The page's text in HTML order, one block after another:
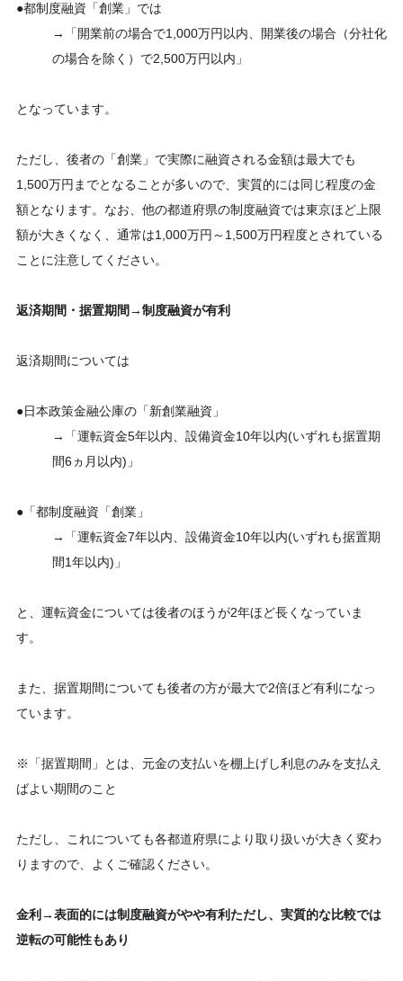
●都制度融資「創業」では
→「開業前の場合で1,000万円以内、開業後の場合（分社化
の場合を除く）で2,500万円以内」
となっています。
ただし、後者の「創業」で実際に融資される金額は最大でも
1,500万円までとなることが多いので、実質的には同じ程度の金
額となります。なお、他の都道府県の制度融資では東京ほど上限
額が大きくなく、通常は1,000万円～1,500万円程度とされている
ことに注意してください。
返済期間・据置期間→制度融資が有利
返済期間については
●日本政策金融公庫の「新創業融資」
→「運転資金5年以内、設備資金10年以内(いずれも据置期
間6ヵ月以内)」
●「都制度融資「創業」
→「運転資金7年以内、設備資金10年以内(いずれも据置期
間1年以内)」
と、運転資金については後者のほうが2年ほど長くなっていま
す。
また、据置期間についても後者の方が最大で2倍ほど有利になっ
ています。
※「据置期間」とは、元金の支払いを棚上げし利息のみを支払え
ばよい期間のこと
ただし、これについても各都道府県により取り扱いが大きく変わ
りますので、よくご確認ください。
金利→表面的には制度融資がやや有利ただし、実質的な比較では
逆転の可能性もあり